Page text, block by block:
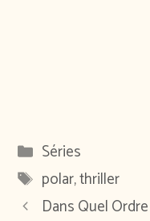
Catégories
Séries
Étiquettes
polar,thriller
Dans Quel